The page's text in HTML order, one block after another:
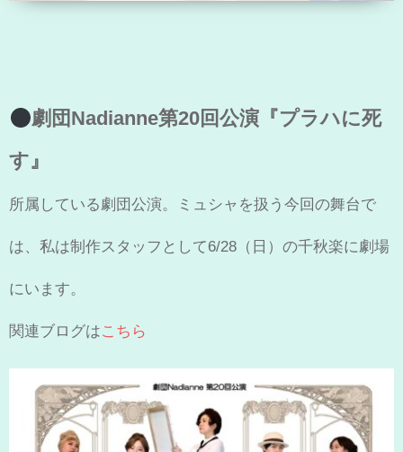
劇団Nadianne第20回公演『プラハに死
す』
所属している劇団公演。ミュシャを扱う今回の舞台で
は、私は制作スタッフとして6/28（日）の千秋楽に劇場
にいます。
関連ブログはこちら